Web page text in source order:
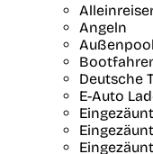
Angeln
Außenpool
Deutsche
E-Auto